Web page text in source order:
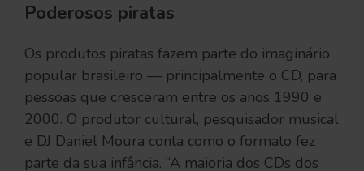
Poderosos piratas
Os produtos piratas fazem parte do imaginário
popular brasileiro — principalmente o CD, para
pessoas que cresceram entre os anos 1990 e
2000. O produtor cultural, pesquisador musical
e DJ Daniel Moura conta como o formato fez
parte da sua infância. “A maioria dos CDs dos